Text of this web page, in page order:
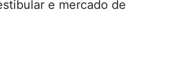
e mercado de